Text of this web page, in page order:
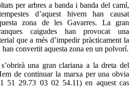
per arbres a banda i banda del camí,
d’aquest hivern han causat
zona de les Gavarres. La gran
caigudes han provocat una
que a més d’impedir pràcticament la
convertit aquesta zona en un polvorí.
una gran clariana a la dreta del
de continuar la marxa per una obvia
51 29.73 03 02 54.11) en aquest cas